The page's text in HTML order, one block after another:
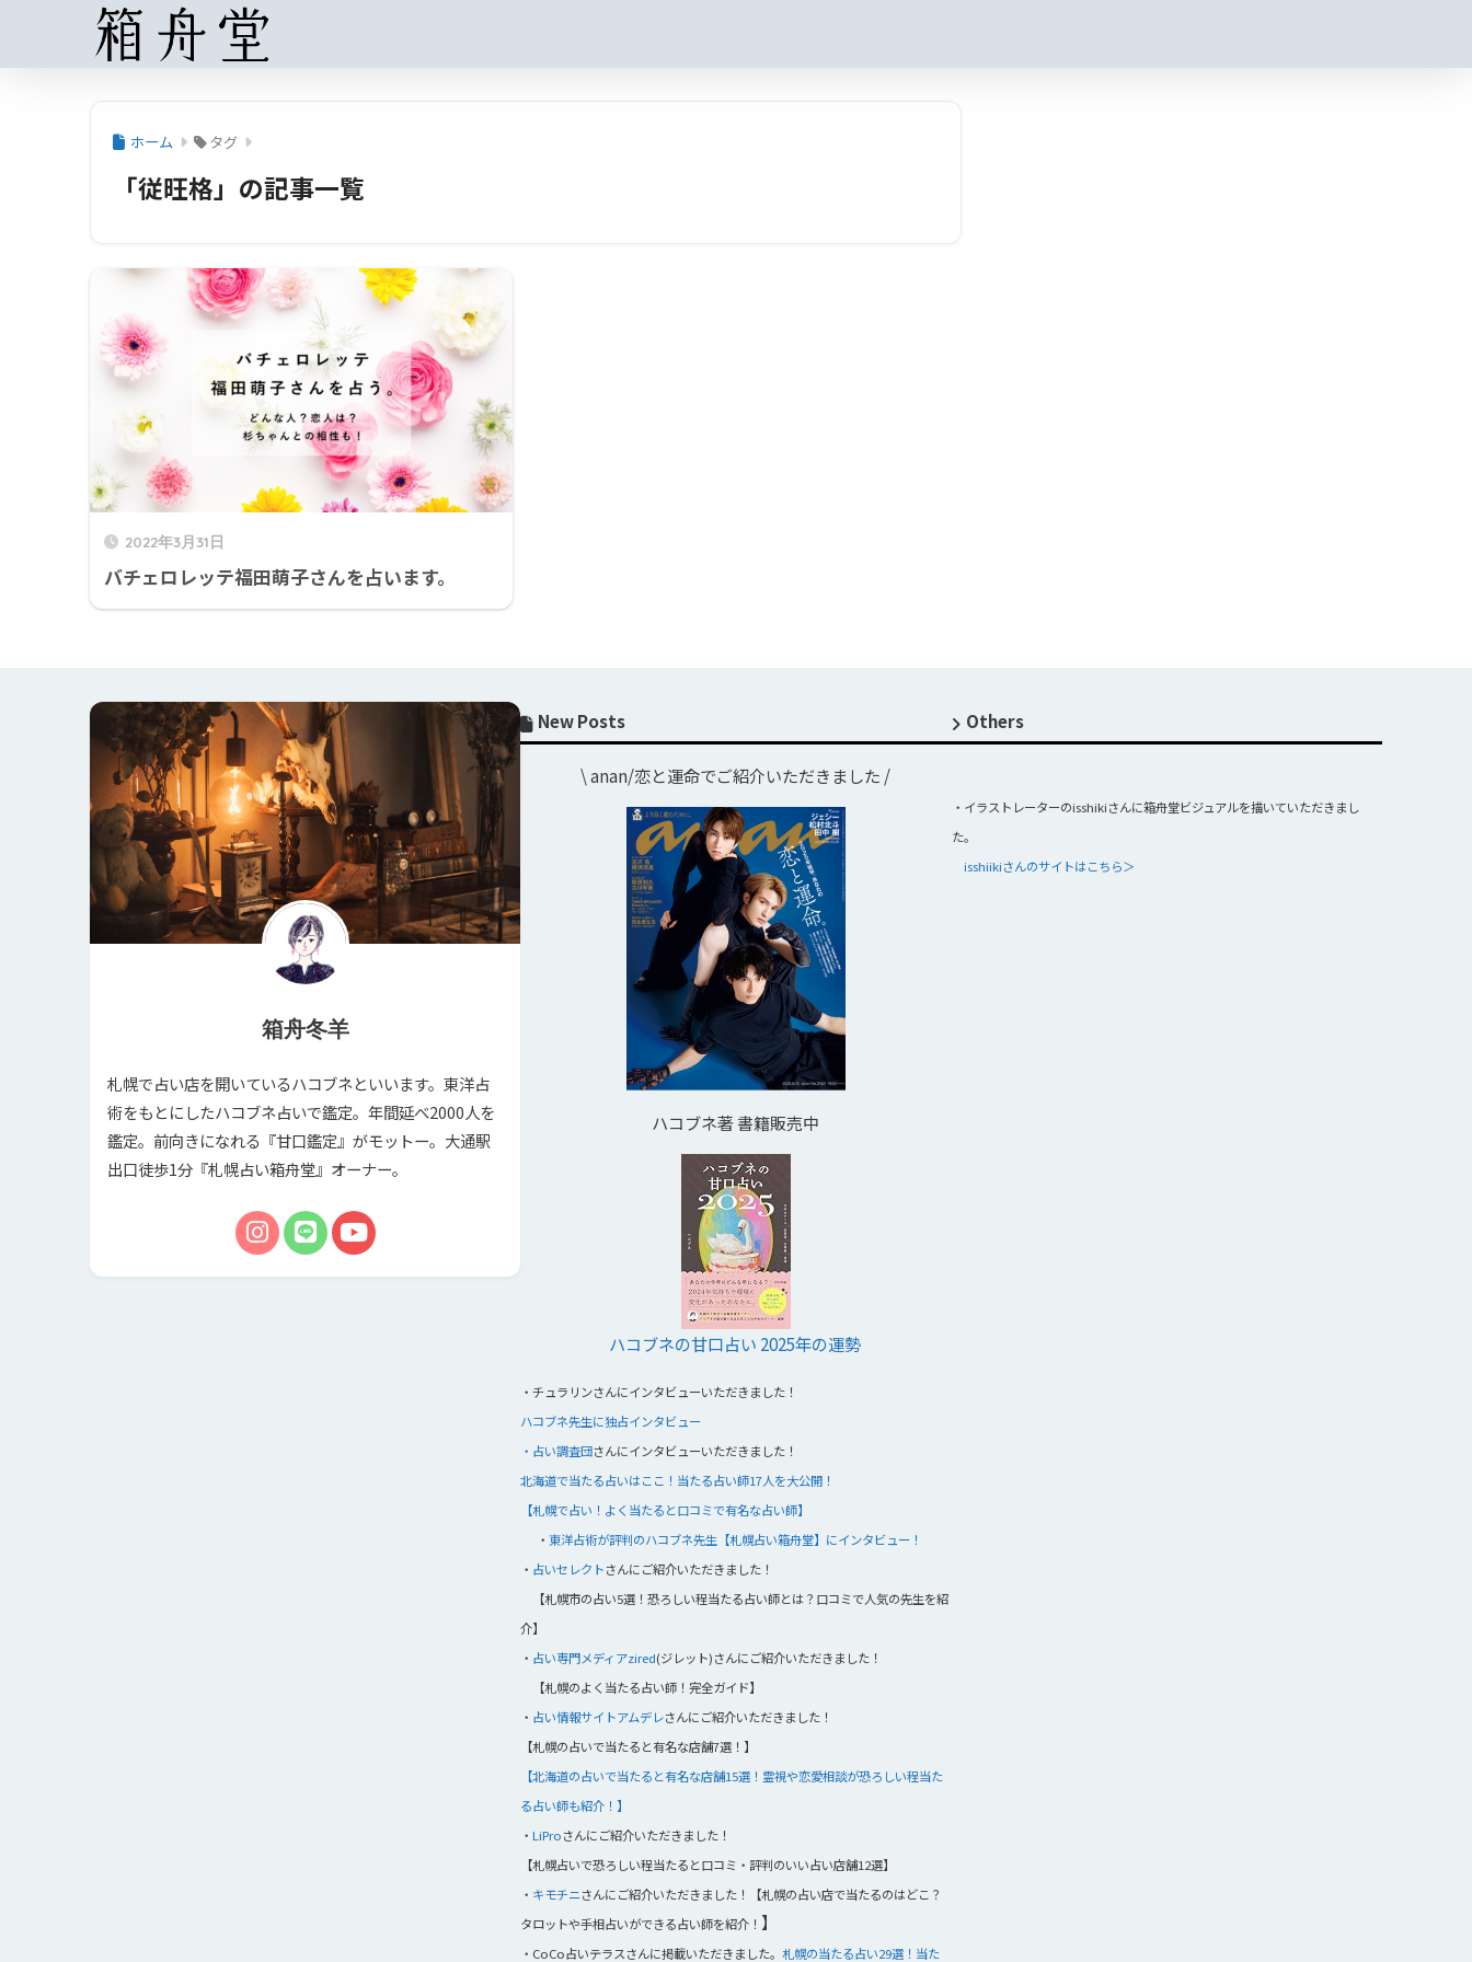
ホーム タグ
「従旺格」の記事一覧
2022年3月31日
バチェロレッテ福田萌子さんを占います。
箱舟冬羊
札幌で占い店を開いているハコブネといいます。東洋占
術をもとにしたハコブネ占いで鑑定。年間延べ2000人を
鑑定。前向きになれる『甘口鑑定』がモットー。大通駅
出口徒歩1分『札幌占い箱舟堂』オーナー。
New Posts
\ anan/恋と運命でご紹介いただきました /
ハコブネ著 書籍販売中
ハコブネの甘口占い 2025年の運勢
・チュラリンさんにインタビューいただきました！
ハコブネ先生に独占インタビュー
・占い調査団さんにインタビューいただきました！
北海道で当たる占いはここ！当たる占い師17人を大公開！
【札幌で占い！よく当たると口コミで有名な占い師】
・東洋占術が評判のハコブネ先生【札幌占い箱舟堂】にインタビュー！
・ 占いセレクトさんにご紹介いただきました！
【札幌市の占い5選！恐ろしい程当たる占い師とは？口コミで人気の先生を紹
介】
・ 占い専門メディアzired(ジレット)さんにご紹介いただきました！
【札幌のよく当たる占い師！完全ガイド】
・ 占い情報サイトアムデレさんにご紹介いただきました！
【札幌の占いで当たると有名な店舗7選！】
【北海道の占いで当たると有名な店舗15選！霊視や恋愛相談が恐ろしい程当た
る占い師も紹介！】
・LiProさんにご紹介いただきました！
【札幌占いで恐ろしい程当たると口コミ・評判のいい占い店舗12選】
・ キモチニさんにご紹介いただきました！【札幌の占い店で当たるのはどこ？
タロットや手相占いができる占い師を紹介！ 】
・CoCo占いテラスさんに掲載いただきました。札幌の当たる占い29選！当た
Others
・イラストレーターのisshikiさんに箱舟堂ビジュアルを描いていただきまし
た。
isshiikiさんのサイトはこちら＞